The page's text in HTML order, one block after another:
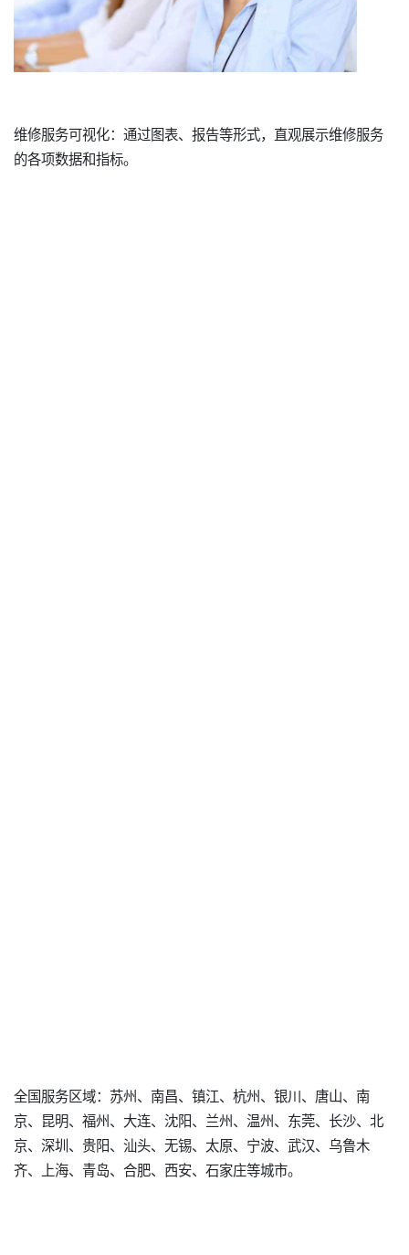
维修服务可视化：通过图表、报告等形式，直观展示维修服务
的各项数据和指标。
全国服务区域：苏州、南昌、镇江、杭州、银川、唐山、南
京、昆明、福州、大连、沈阳、兰州、温州、东莞、长沙、北
京、深圳、贵阳、汕头、无锡、太原、宁波、武汉、乌鲁木
齐、上海、青岛、合肥、西安、石家庄等城市。